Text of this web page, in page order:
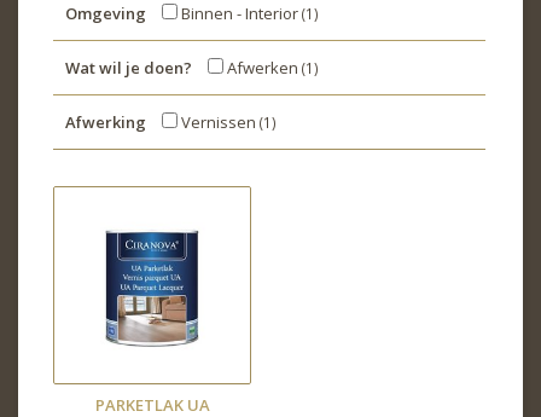
Omgeving Binnen - Interior(1)
Wat wil je doen? Afwerken (1)
Afwerking Vernissen (1)
PARKETLAK UA